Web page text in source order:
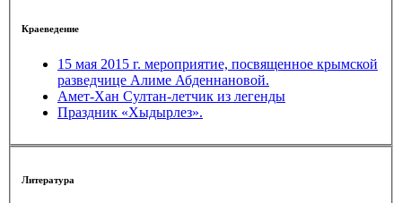
Краеведение
15 мая 2015 г. мероприятие, посвященное крымской
разведчице Алиме Абденнановой.
Амет-Хан Султан-летчик из легенды
Праздник «Хыдырлез».
Литература